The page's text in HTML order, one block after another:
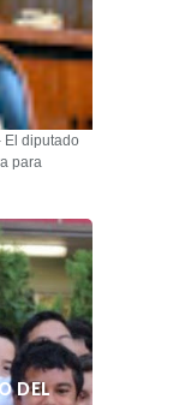
El diputado
para
DEL